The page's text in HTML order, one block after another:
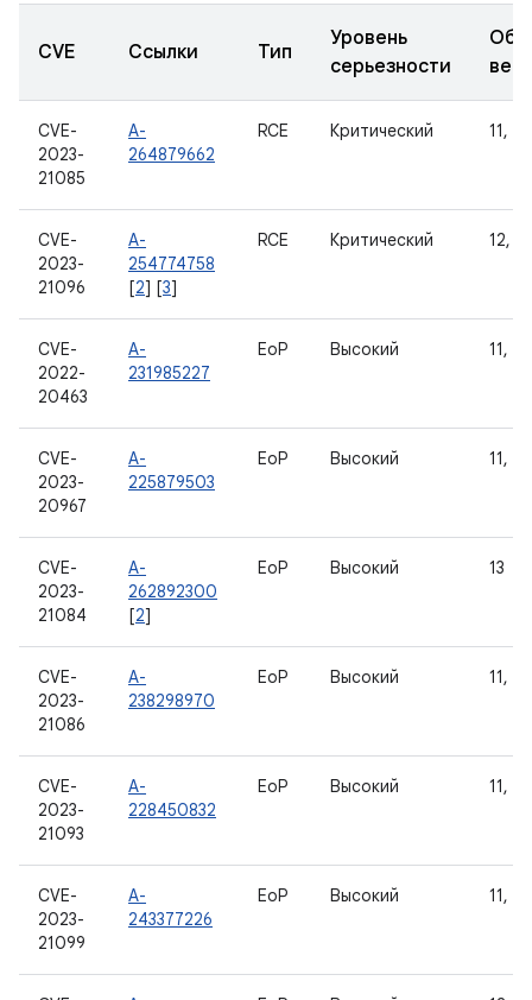
CVE Ссылки Тип
Уровень
серьезности
CVE-
2023-
21085
A-
264879662
RCE Критический 11,
CVE-
2023-
21096
A-
254774758
[2] [3]
RCE Критический 12,
CVE-
2022-
20463
A-
231985227
EoP Высокий 11,
CVE-
2023-
20967
A-
225879503
EoP Высокий 11,
CVE-
2023-
21084
A-
262892300
[2]
EoP Высокий 13
CVE-
2023-
21086
A-
238298970
EoP Высокий 11,
CVE-
2023-
21093
A-
228450832
EoP Высокий 11,
CVE-
2023-
21099
A-
243377226
EoP Высокий 11,